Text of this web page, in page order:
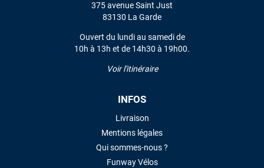
375 avenue Saint Just
83130 La Garde
Ouvert du lundi au samedi de
10h à 13h et de 14h30 à 19h00.
Voir l'itinéraire
INFOS
Livraison
Mentions légales
Qui sommes-nous ?
Funway Vélos
LAISSER UN AVIS